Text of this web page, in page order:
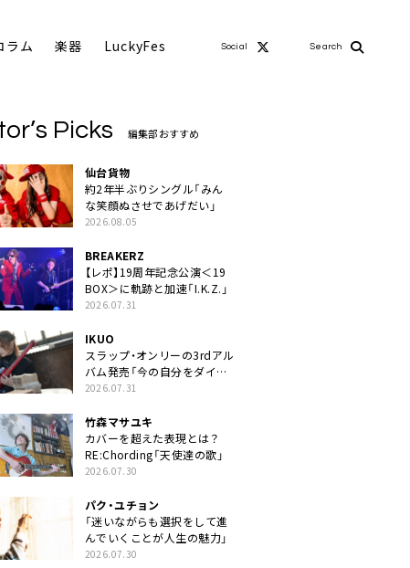
ラム 楽器 LuckyFes Social Search
Picks 編集部おすすめ
仙台貨物
約2年半ぶりシングル「みん
な笑顔ぬさせであげだい」
2026.08.05
BREAKERZ
【レポ】19周年記念公演＜19
BOX＞に軌跡と加速「I.K.Z.」
2026.07.31
IKUO
スラップ・オンリーの3rdアル
バム発売「今の自分をダイレ
クトに」
2026.07.31
竹森マサユキ
カバーを超えた表現とは？
RE:Chording「天使達の歌」
2026.07.30
パク・ユチョン
「迷いながらも選択をして進
んでいくことが人生の魅力」
2026.07.30